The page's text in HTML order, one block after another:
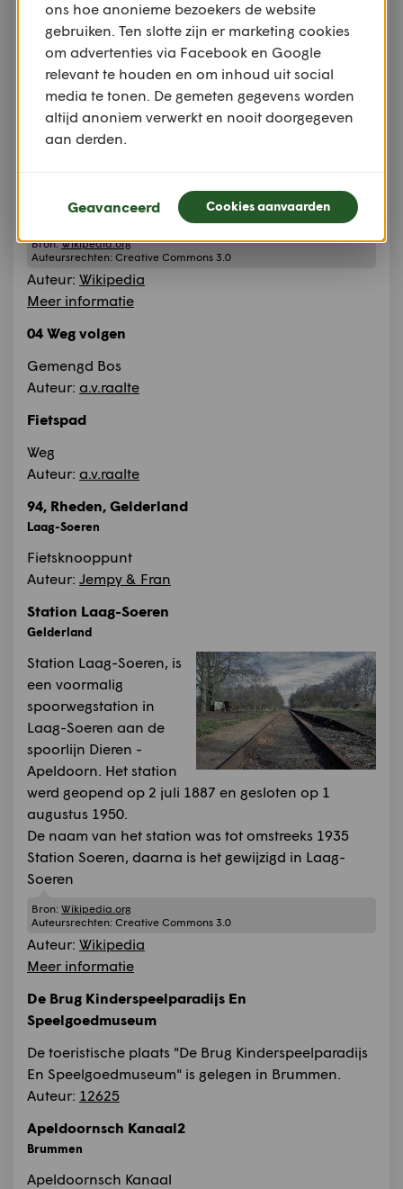
ouder huis op landgoed
de Wildbaan. Het is
ontworpen door de
architect H.A. Ezerman,
in opdracht van de kolonel der cavalerie, Adriaan
Jacob Paul Metelerkamp van Bronkhorst.De
Wildbaan is een landgoed in de gemeente
landgoederen Den Bosch en De Rees een soort
gordel om de buurtschap Leuvenheim.
Bron:Wikipedia.org
Auteursrechten: Creative Commons 3.0
Auteur: Wikipedia
Meer informatie
04 Weg volgen
Gemengd Bos
Auteur: a.v.raalte
Fietspad
Weg
Auteur: a.v.raalte
94, Rheden, Gelderland
Laag-Soeren
Fietsknooppunt
Auteur: Jempy & Fran
Station Laag-Soeren
Gelderland
Station Laag-Soeren, is
een voormalig
spoorwegstation in
Laag-Soeren aan de
spoorlijn Dieren -
Apeldoorn. Het station
werd geopend op 2 juli 1887 en gesloten op 1
augustus 1950.
De naam van het station was tot omstreeks 1935
Station Soeren, daarna is het gewijzigd in Laag-
Soeren
Bron: Wikipedia.org
Auteursrechten: Creative Commons 3.0
Auteur: Wikipedia
Meer informatie
De Brug Kinderspeelparadijs En
Speelgoedmuseum
De toeristische plaats "De Brug Kinderspeelparadijs
En Speelgoedmuseum" is gelegen in Brummen.
Auteur: 12625
Apeldoornsch Kanaal2
Brummen
Apeldoornsch Kanaal
ons hoe anonieme bezoekers de website
gebruiken. Ten slotte zijn er marketing cookies
om advertenties via Facebook en Google
relevant te houden en om inhoud uit social
media te tonen. De gemeten gegevens worden
altijd anoniem verwerkt en nooit doorgegeven
aan derden.
Geavanceerd Cookies aanvaarden